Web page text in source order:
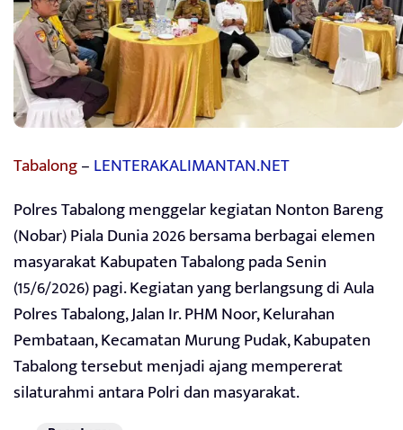
Tabalong–LENTERAKALIMANTAN.NET
Polres Tabalong menggelar kegiatan Nonton Bareng
(Nobar) Piala Dunia 2026 bersama berbagai elemen
masyarakat Kabupaten Tabalong pada Senin
(15/6/2026) pagi. Kegiatan yang berlangsung di Aula
Polres Tabalong, Jalan Ir. PHM Noor, Kelurahan
Pembataan, Kecamatan Murung Pudak, Kabupaten
Tabalong tersebut menjadi ajang mempererat
silaturahmi antara Polri dan masyarakat.